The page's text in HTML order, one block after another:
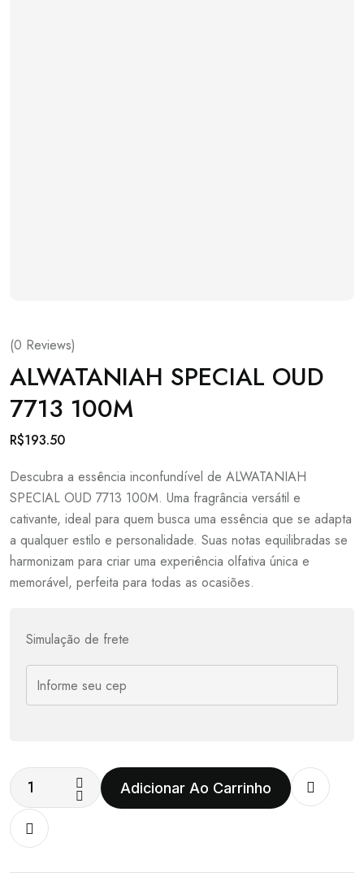
(0 Reviews)
ALWATANIAH SPECIAL OUD
7713 100M
R$193.50
Descubra a essência inconfundível de ALWATANIAH
SPECIAL OUD 7713 100M. Uma fragrância versátil e
cativante, ideal para quem busca uma essência que se adapta
a qualquer estilo e personalidade. Suas notas equilibradas se
harmonizam para criar uma experiência olfativa única e
memorável, perfeita para todas as ocasiões.
Simulação de frete
Adicionar Ao Carrinho